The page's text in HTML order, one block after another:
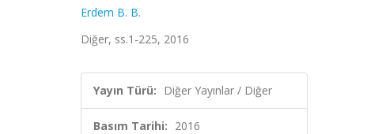
Erdem B. B.
Diğer, ss.1-225, 2016
Yayın Türü: Diğer Yayınlar / Diğer
Basım Tarihi: 2016